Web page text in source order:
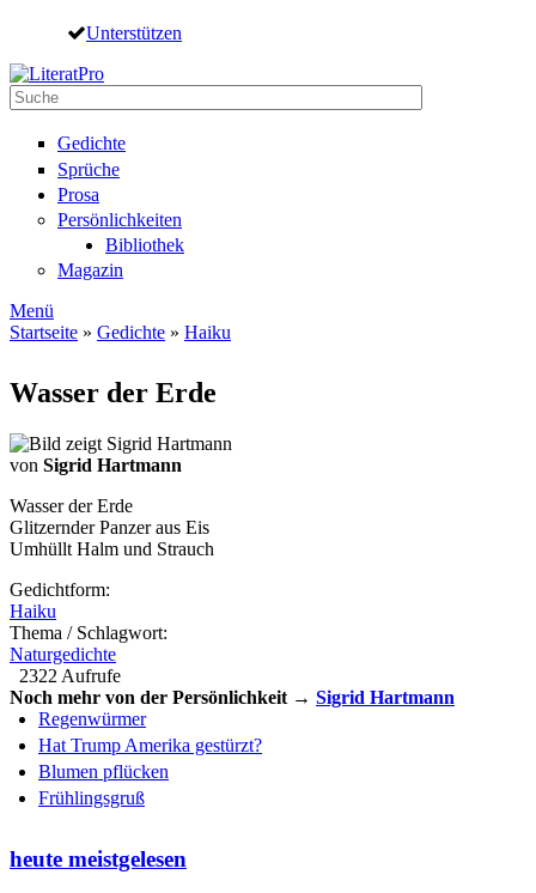
Direkt zum Inhalt
Unterstützen
Suche
Gedichte
Sprüche
Prosa
Persönlichkeiten
Bibliothek
Magazin
Menü
Startseite » Gedichte » Haiku
Wasser der Erde
von Sigrid Hartmann
Wasser der Erde
Glitzernder Panzer aus Eis
Umhüllt Halm und Strauch
Gedichtform:
Haiku
Thema / Schlagwort:
Naturgedichte
2322 Aufrufe
Noch mehr von der Persönlichkeit → Sigrid Hartmann
Regenwürmer
Hat Trump Amerika gestürzt?
Blumen pflücken
Frühlingsgruß
heute meistgelesen